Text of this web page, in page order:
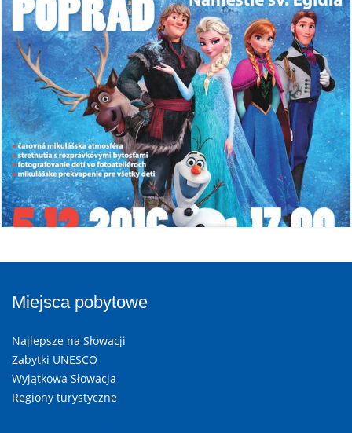
Miejsca pobytowe
Najlepsze na Słowacji
Zabytki UNESCO
Wyjątkowa Słowacja
Regiony turystyczne